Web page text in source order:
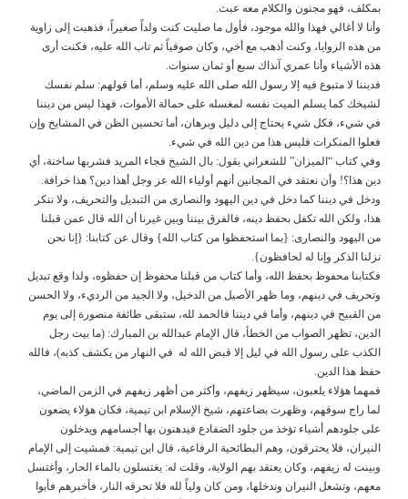
بمكلف، فهو مجنون والكلام معه عبث.
وأنا لا أغالي فهذا والله موجود، فأول ما صليت كنت ولداً صغيراً، فذهبت إلى زاوية
من هذه الزوايا، وكنت أذهب مع أخي، وكان صوفياً ثم تاب الله عليه، فكنت أرى
هذه الأشياء وأنا عمري آنذاك سبع أو ثمان سنوات.
فديننا لا متبوع فيه إلا رسول الله صلى الله عليه وسلم، أما قولهم: سلم نفسك
لشيخك كما يسلم الميت نفسه لمغسله على حمالة الأموات، فهذا ليس من ديننا
في شيء، فكل شيء يحتاج إلى دليل وبرهان، أما تحسين الظن في المشايخ وإن
فعلوا المنكرات فليس هذا من دين الله في شيء.
وفي كتاب “الميزان” للشعراني يقول: بال الشيخ فجاء المريد فشربها ساخنة، أي
دين هذا؟! وأن نعتقد في المجانين أنهم أولياء الله عز وجل أهذا دين؟ هذا خرافة.
ودخل في ديننا كما دخل في دين اليهود والنصارى من التبديل والتحريف، ولا ننكر
هذا، ولكن الله تكفل بحفظ دينه، فالفرق بيننا وبين غيرنا أن الله قال عمن قبلنا
من اليهود والنصارى: {بما استحفظوا من كتاب الله} وقال عن كتابنا: {إنا نحن
نزلنا الذكر وإنا له لحافظون}.
فكتابنا محفوظ بحفظ الله، وأما كتاب من قبلنا محفوظ إن حفظوه، ولذا وقع تبديل
وتحريف في دينهم، وما ظهر الأصيل من الدخيل، ولا الجيد من الرديء، ولا الحسن
من القبيح في دينهم، وأما في ديننا فالحمد لله، ستبقى طائفة منصورة إلى يوم
الدين، تظهر الصواب من الخطأ، قال الإمام عبدالله بن المبارك: (ما بيت رجل
الكذب على رسول الله في ليل إلا قبض الله له في النهار من يكشف كذبه)، فالله
حفظ هذا الدين.
فمهما هؤلاء يلعبون، سيظهر زيفهم، وأكثر من أظهر زيفهم في الزمن الماضي،
لما راج سوقهم، وظهرت بضاعتهم، شيخ الإسلام ابن تيمية، فكان هؤلاء يضعون
على جلودهم أشياء تؤخذ من جلود الضفادع فيدهنون بها أجسامهم ويدخلون
النيران، فلا يحترقون، وهم البطائحية الرفاعية، قال ابن تيمية: فمشيت إلى الإمام
وبينت له زيفهم، وكان يعتقد بهم الولاية، وقلت له: يغتسلون بالماء الحار، وأغتسل
معهم، وتشعل النيران وندخلها، ومن كان ولياً لله فلا تحرقه النار، فأخبرهم فأبوا